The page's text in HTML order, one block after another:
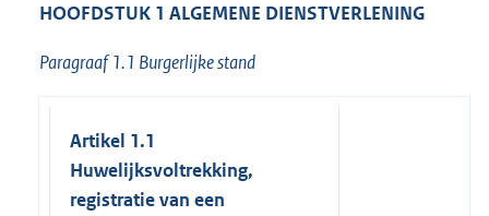
HOOFDSTUK 1 ALGEMENE DIENSTVERLENING
Paragraaf 1.1 Burgerlijke stand
Artikel 1.1
Huwelijksvoltrekking,
registratie van een